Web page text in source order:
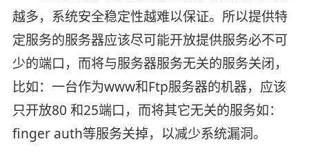
越多，系统安全稳定性越难以保证。所以提供特
定服务的服务器应该尽可能开放提供服务必不可
少的端口，而将与服务器服务无关的服务关闭，
比如：一台作为www和Ftp服务器的机器，应该
只开放80 和25端口，而将其它无关的服务如：
finger auth等服务关掉，以减少系统漏洞。